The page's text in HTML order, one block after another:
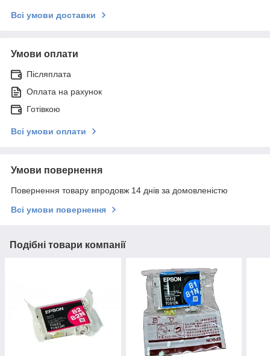
Всі умови доставки
Умови оплати
Післяплата
Оплата на рахунок
Готівкою
Всі умови оплати
Умови повернення
Повернення товару впродовж 14 днів за домовленістю
Всі умови повернення
Подібні товари компанії